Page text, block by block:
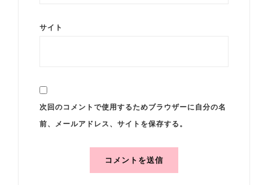
サイト
次回のコメントで使用するためブラウザーに自分の名
前、メールアドレス、サイトを保存する。